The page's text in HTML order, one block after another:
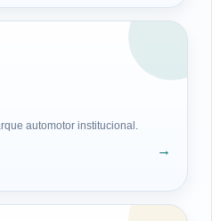
automotor institucional.